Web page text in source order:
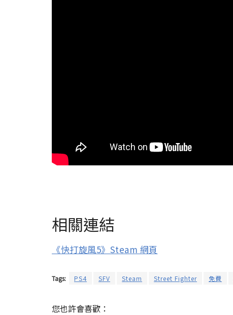
相關連結
《快打旋風5》Steam 網頁
Tags: PS4 SFV Steam Street Fighter 免費
您也許會喜歡：